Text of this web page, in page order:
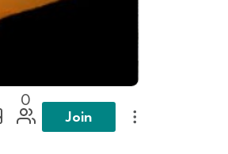
0
Join